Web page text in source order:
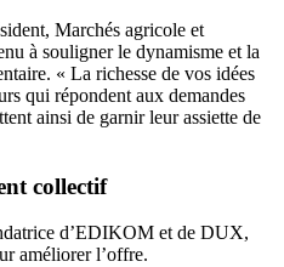
Marchés agricole et
à souligner le dynamisme et la
« La richesse de vos idées
qui répondent aux demandes
ainsi de garnir leur assiette de
collectif
d’EDIKOM et de DUX,
améliorer l’offre.